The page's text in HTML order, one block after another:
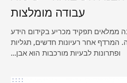
עבודה מומלצות
ממלאים תפקיד מכריע בקידום הידע
המרדף אחר רעיונות חדשים, תגליות
ופתרונות לבעיות מורכבות הוא אבן…